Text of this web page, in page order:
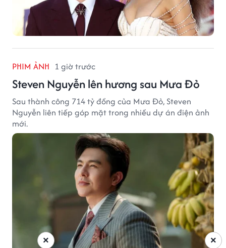
PHIM ẢNH 1 giờ trước
Steven Nguyễn lên hương sau Mưa Đỏ
Sau thành công 714 tỷ đồng của Mưa Đỏ, Steven
Nguyễn liên tiếp góp mặt trong nhiều dự án điện ảnh
mới.
×
×